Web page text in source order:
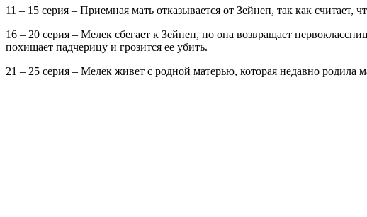
11 – 15 серия – Приемная мать отказывается от Зейнеп, так как
16 – 20 серия – Мелек сбегает к Зейнеп, но она возвращает
похищает падчерицу и грозится ее убить.
21 – 25 серия – Мелек живет с родной матерью, которая недавно родила